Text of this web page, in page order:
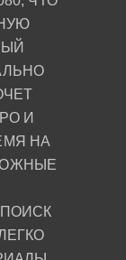
И
НА